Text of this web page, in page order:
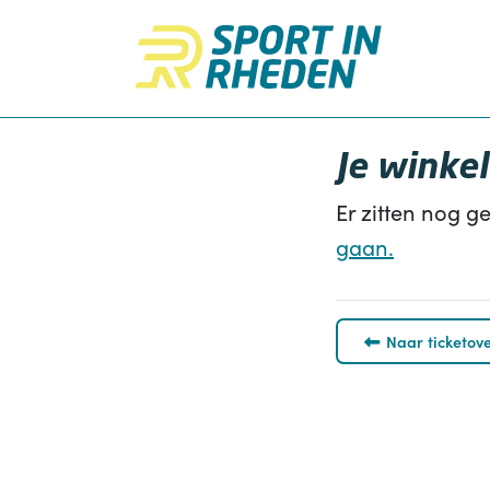
Je
Er zitten nog
gaan.
Naar